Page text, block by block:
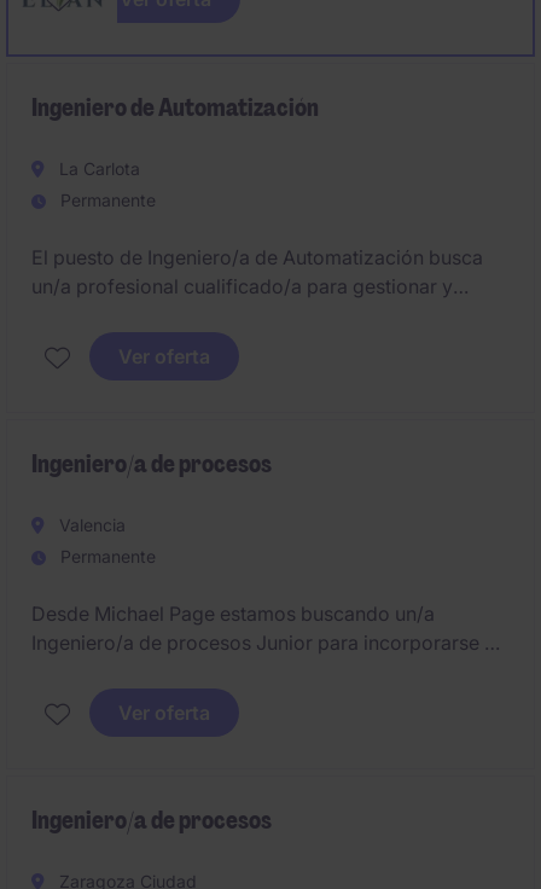
Buscan personas con actitud, ganas de aprender y
Ingeniero de Automatización
La Carlota
Permanente
El puesto de Ingeniero/a de Automatización busca
un/a profesional cualificado/a para gestionar y
FMCG en Córdoba. Este rol es clave para asegurar la
eficiencia y el correcto funcionamiento de los
Ver oferta
Ingeniero/a de procesos
Valencia
Permanente
Desde Michael Page estamos buscando un/a
Ingeniero/a de procesos Junior para incorporarse en
Ver oferta
Ingeniero/a de procesos
Zaragoza Ciudad